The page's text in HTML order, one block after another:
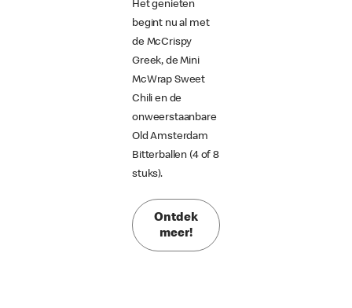
Het genieten
begint nu al met
de McCrispy
Greek, de Mini
McWrap Sweet
Chili en de
onweerstaanbare
Old Amsterdam
Bitterballen (4 of 8
stuks).
Ontdek
meer!